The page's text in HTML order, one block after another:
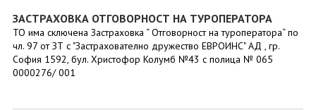
ЗАСТРАХОВКА ОТГОВОРНОСТ НА ТУРОПЕРАТОРА
ТО има сключена Застраховка “ Отговорност на туроператора“ по
чл. 97 от ЗТ с "Застрахователно дружество ЕВРОИНС" АД , гр.
София 1592, бул. Христофор Колумб №43 с полица № 065
0000276/ 001